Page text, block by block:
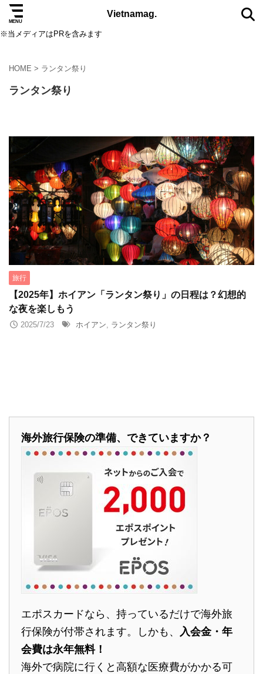
Vietnamag.
5つ星 eSIM
サステナブル ダナン ダラット
ニャチャン ニュース ノマド ハザンループ
ハノイ バインミー バーナーヒルズ ビーチ
ビール ファッション フェス フークイ島
フーコック島 ブランド ベトナムコーヒー
ベトナム就職
ホテル予約 ホーチミン ミシュラン メコン川
ランタン祭り レストラン 世界遺産
※当メディアはPRを含みます
HOME > ランタン祭り
ランタン祭り
旅行
【2025年】ホイアン「ランタン祭り」の日程は？幻想的
な夜を楽しもう
2025/7/23 ホイアン, ランタン祭り
海外旅行保険の準備、できていますか？
エポスカードなら、持っているだけで海外旅
行保険が付帯されます。しかも、 入会金・年
会費は永年無料！
海外で病院に行くと高額な医療費がかかる可